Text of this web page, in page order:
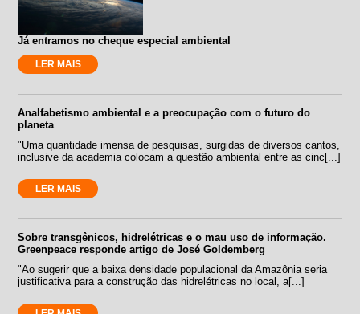
Já entramos no cheque especial ambiental
LER MAIS
Analfabetismo ambiental e a preocupação com o futuro do
planeta
"Uma quantidade imensa de pesquisas, surgidas de diversos cantos,
inclusive da academia colocam a questão ambiental entre as cinc[...]
LER MAIS
Sobre transgênicos, hidrelétricas e o mau uso de informação.
Greenpeace responde artigo de José Goldemberg
"Ao sugerir que a baixa densidade populacional da Amazônia seria
justificativa para a construção das hidrelétricas no local, a[...]